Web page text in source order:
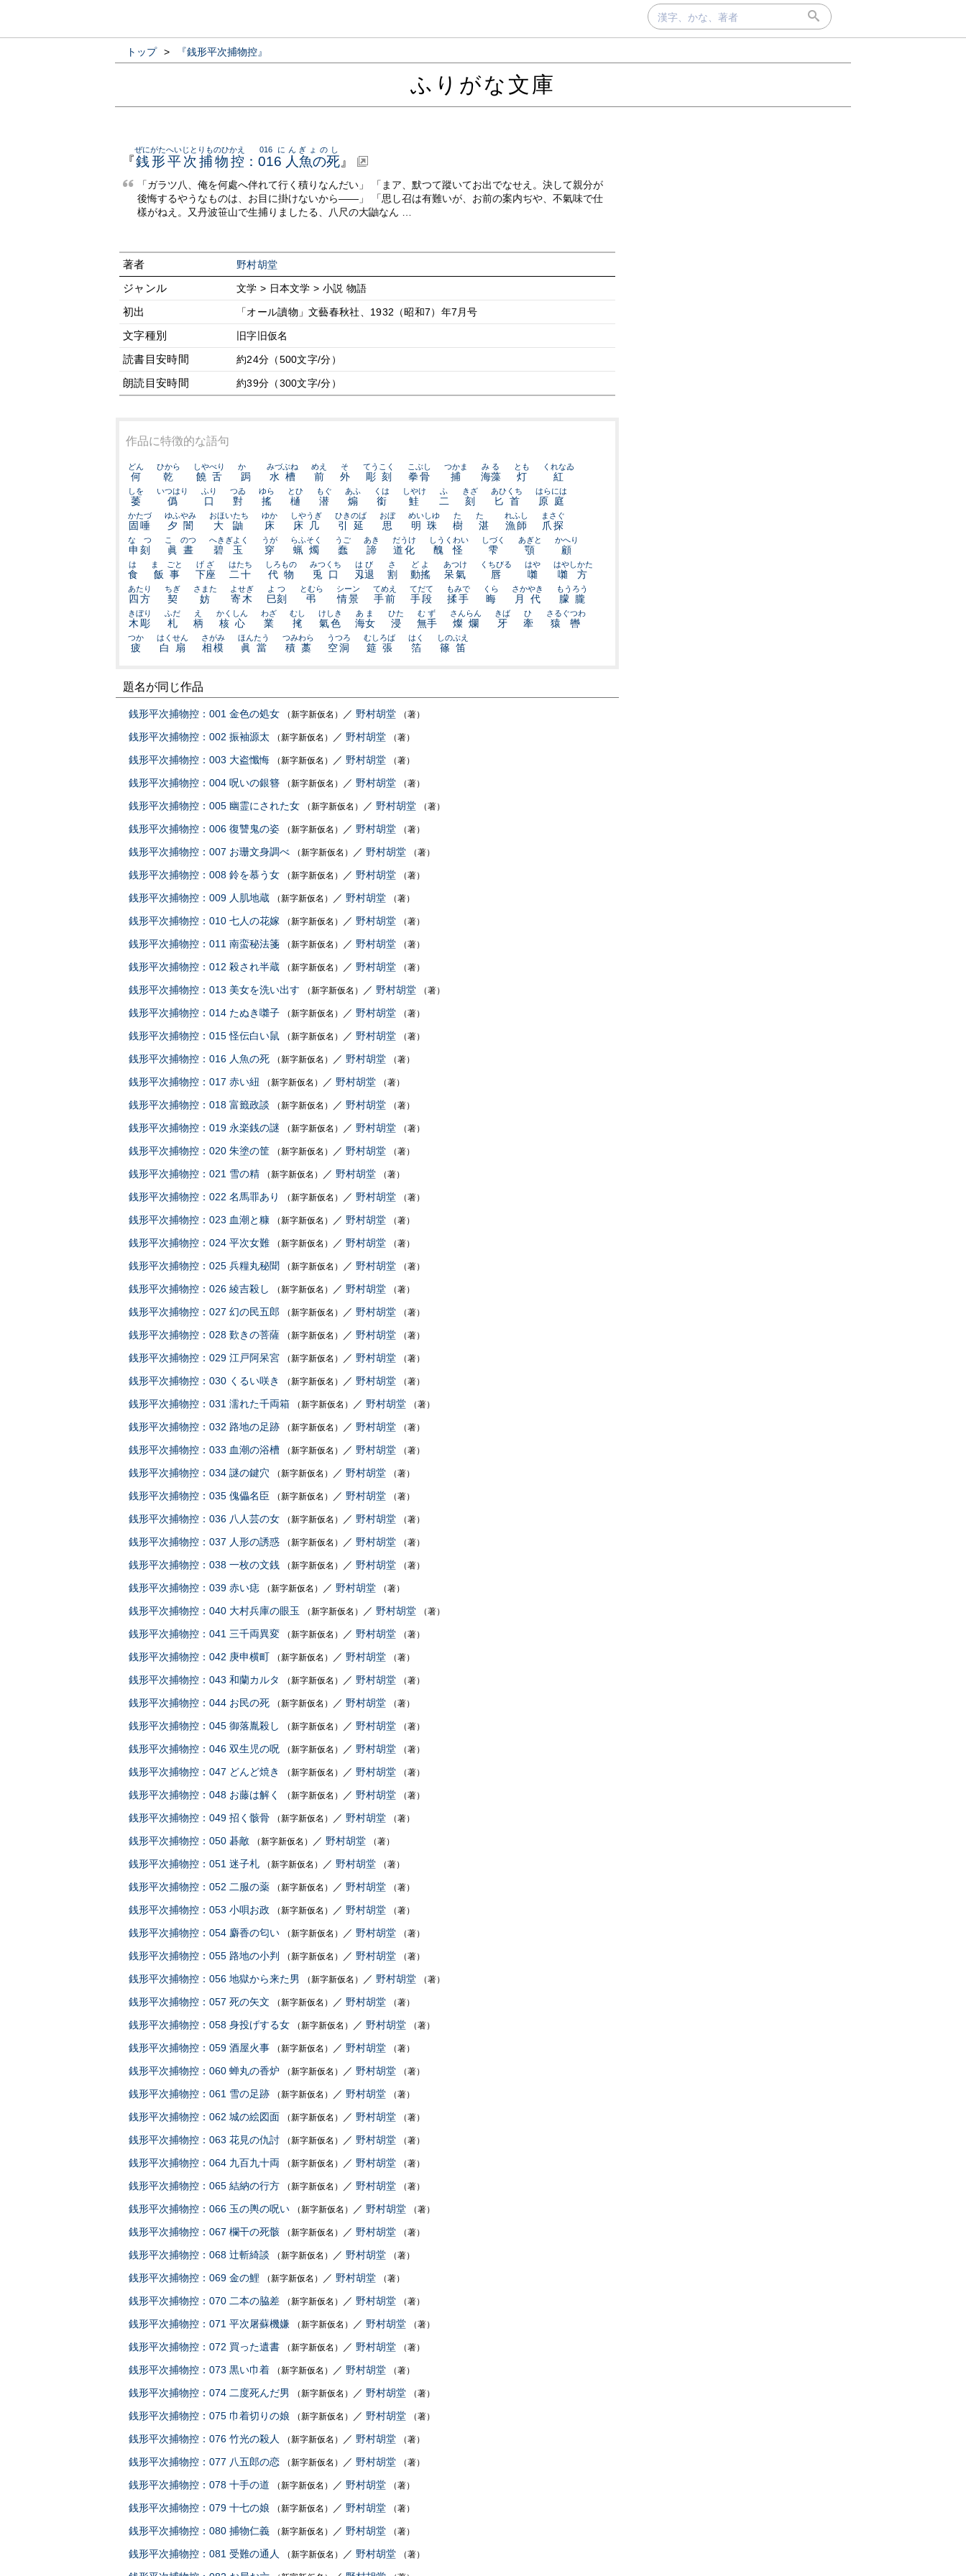
トップ > 『銭形平次捕物控』
ふりがな文庫
『銭形平次捕物控
ぜにがたへいじとりものひかえ
： 016 人魚の死
016 にんぎょのし
』
「ガラツ八、俺を何處へ伴れて行く積りなんだい」 「まア、默つて蹤いてお出でなせえ。決して親分が
後悔するやうなものは、お目に掛けないから——」 「思し召は有難いが、お前の案内ぢや、不氣味で仕
樣がねえ。又丹波笹山で生捕りましたる、八尺の大鼬なん …
著者 野村胡堂
ジャンル 文学 > 日本文学 > 小説 物語
初出 「オール讀物」文藝春秋社、1932（昭和7）年7月号
文字種別 旧字旧仮名
読書目安時間 約24分（500文字/分）
朗読目安時間 約39分（300文字/分）
作品に特徴的な語句
何
どん
乾
ひから
饒舌
しやべり
跼
かゞ
水槽
みづぶね
前
めえ
外
そ
彫刻
てうこく
拳骨
こぶし
捕
つかま
海藻
みる
灯
とも
紅
くれなゐ
萎
しを
僞
いつはり
口
ふり
對
つゐ
搖
ゆら
樋
とひ
潜
もぐ
煽
あふ
銜
くは
鮭
しやけ
二
ふ
刻
きざ
匕首
あひくち
原庭
はらには
固唾
かたづ
夕闇
ゆふやみ
大鼬
おほいたち
床
ゆか
床几
しやうぎ
引延
ひきのば
思
おぼ
明珠
めいしゆ
樹
た
湛
たゝ
漁師
れふし
爪探
まさぐ
申刻
なゝつ
眞晝
こゝのつ
碧玉
へきぎよく
穿
うが
蝋燭
らふそく
蠢
うご
諦
あき
道化
だうけ
醜怪
しうくわい
雫
しづく
顎
あぎと
顧
かへり
食
は
飯事
まゝごと
下座
げざ
二十
はたち
代物
しろもの
兎口
みつくち
刄退
はび
割
さ
動搖
どよ
呆氣
あつけ
唇
くちびる
囃
はや
囃方
はやしかた
四方
あたり
契
ちぎ
妨
さまた
寄木
よせぎ
巳刻
よつ
弔
とむら
情景
シーン
手前
てめえ
手段
てだて
揉手
もみで
晦
くら
月代
さかやき
朦朧
もうろう
木彫
きぼり
札
ふだ
柄
え
核心
かくしん
業
わざ
毮
むし
氣色
けしき
海女
あま
浸
ひた
無手
むず
燦爛
さんらん
牙
きば
牽
ひ
猿轡
さるぐつわ
疲
つか
白扇
はくせん
相模
さがみ
眞當
ほんたう
積藁
つみわら
空洞
うつろ
筵張
むしろば
箔
はく
篠笛
しのぶえ
題名が同じ作品
銭形平次捕物控：001 金色の処女 （新字新仮名） ／ 野村胡堂 （著）
銭形平次捕物控：002 振袖源太 （新字新仮名） ／ 野村胡堂 （著）
銭形平次捕物控：003 大盗懺悔 （新字新仮名） ／ 野村胡堂 （著）
銭形平次捕物控：004 呪いの銀簪 （新字新仮名） ／ 野村胡堂 （著）
銭形平次捕物控：005 幽霊にされた女 （新字新仮名） ／ 野村胡堂 （著）
銭形平次捕物控：006 復讐鬼の姿 （新字新仮名） ／ 野村胡堂 （著）
銭形平次捕物控：007 お珊文身調べ （新字新仮名） ／ 野村胡堂 （著）
銭形平次捕物控：008 鈴を慕う女 （新字新仮名） ／ 野村胡堂 （著）
銭形平次捕物控：009 人肌地蔵 （新字新仮名） ／ 野村胡堂 （著）
銭形平次捕物控：010 七人の花嫁 （新字新仮名） ／ 野村胡堂 （著）
銭形平次捕物控：011 南蛮秘法箋 （新字新仮名） ／ 野村胡堂 （著）
銭形平次捕物控：012 殺され半蔵 （新字新仮名） ／ 野村胡堂 （著）
銭形平次捕物控：013 美女を洗い出す （新字新仮名） ／ 野村胡堂 （著）
銭形平次捕物控：014 たぬき囃子 （新字新仮名） ／ 野村胡堂 （著）
銭形平次捕物控：015 怪伝白い鼠 （新字新仮名） ／ 野村胡堂 （著）
銭形平次捕物控：016 人魚の死 （新字新仮名） ／ 野村胡堂 （著）
銭形平次捕物控：017 赤い紐 （新字新仮名） ／ 野村胡堂 （著）
銭形平次捕物控：018 富籤政談 （新字新仮名） ／ 野村胡堂 （著）
銭形平次捕物控：019 永楽銭の謎 （新字新仮名） ／ 野村胡堂 （著）
銭形平次捕物控：020 朱塗の筐 （新字新仮名） ／ 野村胡堂 （著）
銭形平次捕物控：021 雪の精 （新字新仮名） ／ 野村胡堂 （著）
銭形平次捕物控：022 名馬罪あり （新字新仮名） ／ 野村胡堂 （著）
銭形平次捕物控：023 血潮と糠 （新字新仮名） ／ 野村胡堂 （著）
銭形平次捕物控：024 平次女難 （新字新仮名） ／ 野村胡堂 （著）
銭形平次捕物控：025 兵糧丸秘聞 （新字新仮名） ／ 野村胡堂 （著）
銭形平次捕物控：026 綾吉殺し （新字新仮名） ／ 野村胡堂 （著）
銭形平次捕物控：027 幻の民五郎 （新字新仮名） ／ 野村胡堂 （著）
銭形平次捕物控：028 歎きの菩薩 （新字新仮名） ／ 野村胡堂 （著）
銭形平次捕物控：029 江戸阿呆宮 （新字新仮名） ／ 野村胡堂 （著）
銭形平次捕物控：030 くるい咲き （新字新仮名） ／ 野村胡堂 （著）
銭形平次捕物控：031 濡れた千両箱 （新字新仮名） ／ 野村胡堂 （著）
銭形平次捕物控：032 路地の足跡 （新字新仮名） ／ 野村胡堂 （著）
銭形平次捕物控：033 血潮の浴槽 （新字新仮名） ／ 野村胡堂 （著）
銭形平次捕物控：034 謎の鍵穴 （新字新仮名） ／ 野村胡堂 （著）
銭形平次捕物控：035 傀儡名臣 （新字新仮名） ／ 野村胡堂 （著）
銭形平次捕物控：036 八人芸の女 （新字新仮名） ／ 野村胡堂 （著）
銭形平次捕物控：037 人形の誘惑 （新字新仮名） ／ 野村胡堂 （著）
銭形平次捕物控：038 一枚の文銭 （新字新仮名） ／ 野村胡堂 （著）
銭形平次捕物控：039 赤い痣 （新字新仮名） ／ 野村胡堂 （著）
銭形平次捕物控：040 大村兵庫の眼玉 （新字新仮名） ／ 野村胡堂 （著）
銭形平次捕物控：041 三千両異変 （新字新仮名） ／ 野村胡堂 （著）
銭形平次捕物控：042 庚申横町 （新字新仮名） ／ 野村胡堂 （著）
銭形平次捕物控：043 和蘭カルタ （新字新仮名） ／ 野村胡堂 （著）
銭形平次捕物控：044 お民の死 （新字新仮名） ／ 野村胡堂 （著）
銭形平次捕物控：045 御落胤殺し （新字新仮名） ／ 野村胡堂 （著）
銭形平次捕物控：046 双生児の呪 （新字新仮名） ／ 野村胡堂 （著）
銭形平次捕物控：047 どんど焼き （新字新仮名） ／ 野村胡堂 （著）
銭形平次捕物控：048 お藤は解く （新字新仮名） ／ 野村胡堂 （著）
銭形平次捕物控：049 招く骸骨 （新字新仮名） ／ 野村胡堂 （著）
銭形平次捕物控：050 碁敵 （新字新仮名） ／ 野村胡堂 （著）
銭形平次捕物控：051 迷子札 （新字新仮名） ／ 野村胡堂 （著）
銭形平次捕物控：052 二服の薬 （新字新仮名） ／ 野村胡堂 （著）
銭形平次捕物控：053 小唄お政 （新字新仮名） ／ 野村胡堂 （著）
銭形平次捕物控：054 麝香の匂い （新字新仮名） ／ 野村胡堂 （著）
銭形平次捕物控：055 路地の小判 （新字新仮名） ／ 野村胡堂 （著）
銭形平次捕物控：056 地獄から来た男 （新字新仮名） ／ 野村胡堂 （著）
銭形平次捕物控：057 死の矢文 （新字新仮名） ／ 野村胡堂 （著）
銭形平次捕物控：058 身投げする女 （新字新仮名） ／ 野村胡堂 （著）
銭形平次捕物控：059 酒屋火事 （新字新仮名） ／ 野村胡堂 （著）
銭形平次捕物控：060 蝉丸の香炉 （新字新仮名） ／ 野村胡堂 （著）
銭形平次捕物控：061 雪の足跡 （新字新仮名） ／ 野村胡堂 （著）
銭形平次捕物控：062 城の絵図面 （新字新仮名） ／ 野村胡堂 （著）
銭形平次捕物控：063 花見の仇討 （新字新仮名） ／ 野村胡堂 （著）
銭形平次捕物控：064 九百九十両 （新字新仮名） ／ 野村胡堂 （著）
銭形平次捕物控：065 結納の行方 （新字新仮名） ／ 野村胡堂 （著）
銭形平次捕物控：066 玉の輿の呪い （新字新仮名） ／ 野村胡堂 （著）
銭形平次捕物控：067 欄干の死骸 （新字新仮名） ／ 野村胡堂 （著）
銭形平次捕物控：068 辻斬綺談 （新字新仮名） ／ 野村胡堂 （著）
銭形平次捕物控：069 金の鯉 （新字新仮名） ／ 野村胡堂 （著）
銭形平次捕物控：070 二本の脇差 （新字新仮名） ／ 野村胡堂 （著）
銭形平次捕物控：071 平次屠蘇機嫌 （新字新仮名） ／ 野村胡堂 （著）
銭形平次捕物控：072 買った遺書 （新字新仮名） ／ 野村胡堂 （著）
銭形平次捕物控：073 黒い巾着 （新字新仮名） ／ 野村胡堂 （著）
銭形平次捕物控：074 二度死んだ男 （新字新仮名） ／ 野村胡堂 （著）
銭形平次捕物控：075 巾着切りの娘 （新字新仮名） ／ 野村胡堂 （著）
銭形平次捕物控：076 竹光の殺人 （新字新仮名） ／ 野村胡堂 （著）
銭形平次捕物控：077 八五郎の恋 （新字新仮名） ／ 野村胡堂 （著）
銭形平次捕物控：078 十手の道 （新字新仮名） ／ 野村胡堂 （著）
銭形平次捕物控：079 十七の娘 （新字新仮名） ／ 野村胡堂 （著）
銭形平次捕物控：080 捕物仁義 （新字新仮名） ／ 野村胡堂 （著）
銭形平次捕物控：081 受難の通人 （新字新仮名） ／ 野村胡堂 （著）